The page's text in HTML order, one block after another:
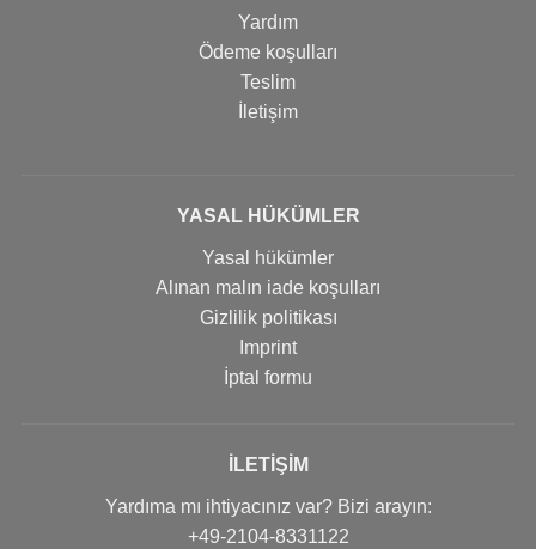
Yardım
Ödeme koşulları
Teslim
İletişim
YASAL HÜKÜMLER
Yasal hükümler
Alınan malın iade koşulları
Gizlilik politikası
Imprint
İptal formu
İLETIŞIM
Yardıma mı ihtiyacınız var? Bizi arayın:
+49-2104-8331122